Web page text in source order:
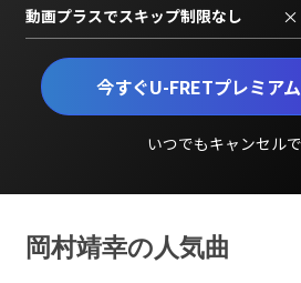
今すぐU-FRETプレミア
いつでもキャンセル
動画プラスでスキップ制限なし ×
岡村靖幸の人気曲